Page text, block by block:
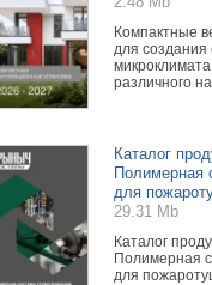
Компактные
для создания
различного
Каталог
Полимерная
для
29.31 Mb
Каталог
Полимерная
для